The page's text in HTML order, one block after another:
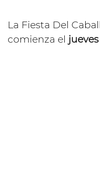
La Fiesta Del
comienza el